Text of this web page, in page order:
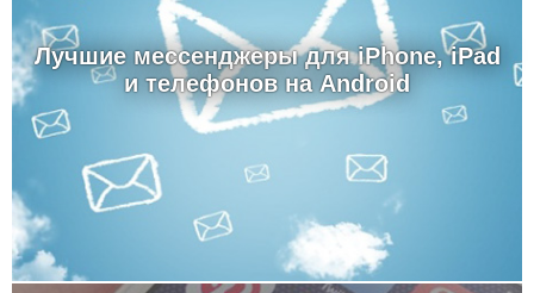
Лучшие мессенджеры для iPhone, iPad
и телефонов на Android